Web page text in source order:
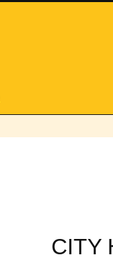
CITY